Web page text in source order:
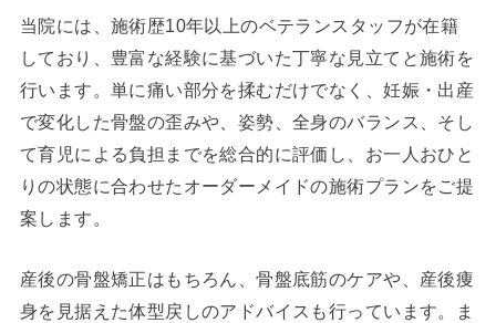
当院には、施術歴10年以上のベテランスタッフが在籍
しており、豊富な経験に基づいた丁寧な見立てと施術を
行います。単に痛い部分を揉むだけでなく、妊娠・出産
で変化した骨盤の歪みや、姿勢、全身のバランス、そし
て育児による負担までを総合的に評価し、お一人おひと
りの状態に合わせたオーダーメイドの施術プランをご提
案します。
産後の骨盤矯正はもちろん、骨盤底筋のケアや、産後痩
身を見据えた体型戻しのアドバイスも行っています。ま